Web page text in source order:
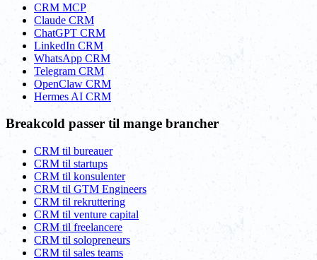
CRM MCP
Claude CRM
ChatGPT CRM
LinkedIn CRM
WhatsApp CRM
Telegram CRM
OpenClaw CRM
Hermes AI CRM
Breakcold passer til mange brancher
CRM til bureauer
CRM til startups
CRM til konsulenter
CRM til GTM Engineers
CRM til rekruttering
CRM til venture capital
CRM til freelancere
CRM til solopreneurs
CRM til sales teams